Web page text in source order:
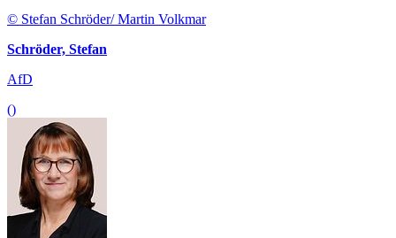
© Stefan Schröder/ Martin Volkmar
Schröder, Stefan
AfD
()